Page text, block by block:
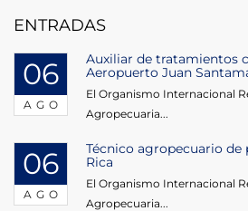
ENTRADAS
06
AGO
Auxiliar de tratamientos
Aeropuerto Juan
El Organismo Internacional
Agropecuaria...
06
AGO
Técnico agropecuario de
Rica
El Organismo Internacional
Agropecuaria...